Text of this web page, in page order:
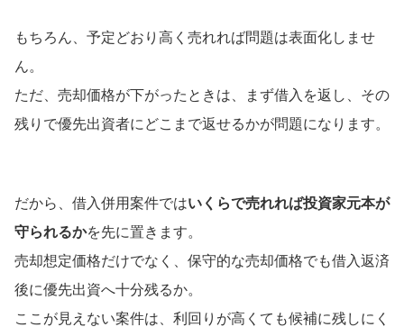
もちろん、予定どおり高く売れれば問題は表面化しませ
ん。
ただ、売却価格が下がったときは、まず借入を返し、その
残りで優先出資者にどこまで返せるかが問題になります。
だから、借入併用案件ではいくらで売れれば投資家元本が
守られるかを先に置きます。
売却想定価格だけでなく、保守的な売却価格でも借入返済
後に優先出資へ十分残るか。
ここが見えない案件は、利回りが高くても候補に残しにく